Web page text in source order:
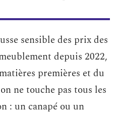
sensible des prix des
depuis 2022,
premières et du
ne touche pas tous les
: un canapé ou un